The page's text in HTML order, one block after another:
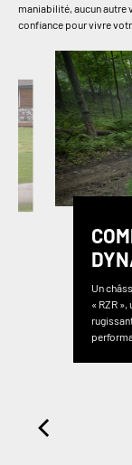
maniabilité, aucun autre
confiance pour vivre
Un
« RZR